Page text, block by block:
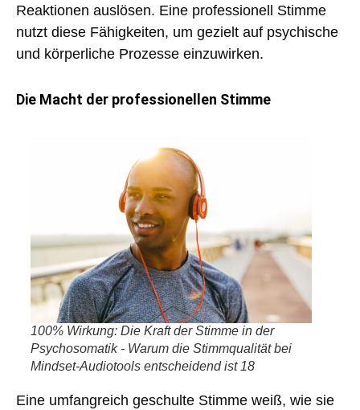
Reaktionen auslösen. Eine professionell Stimme
nutzt diese Fähigkeiten, um gezielt auf psychische
und körperliche Prozesse einzuwirken.
Die Macht der professionellen Stimme
100% Wirkung: Die Kraft der Stimme in der
Psychosomatik - Warum die Stimmqualität bei
Mindset-Audiotools entscheidend ist 18
Eine umfangreich geschulte Stimme weiß, wie sie